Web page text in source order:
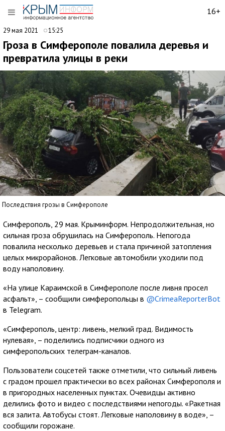
16+
29 мая 2021 15:25
Гроза в Симферополе повалила деревья и
превратила улицы в реки
Последствия грозы в Симферополе
Симферополь, 29 мая. Крыминформ. Непродолжительная, но
сильная гроза обрушилась на Симферополь. Непогода
повалила несколько деревьев и стала причиной затопления
целых микрорайонов. Легковые автомобили уходили под
воду наполовину.
«На улице Караимской в Симферополе после ливня просел
асфальт», – сообщили симферопольцы в @CrimeaReporterBot
в Telegram.
«Симферополь, центр: ливень, мелкий град. Видимость
нулевая», – поделились подписчики одного из
симферопольских телеграм-каналов.
Пользователи соцсетей также отметили, что сильный ливень
с градом прошел практически во всех районах Симферополя и
в пригородных населенных пунктах. Очевидцы активно
делились фото и видео с последствиями непогоды. «Ракетная
вся залита. Автобусы стоят. Легковые наполовину в воде», –
сообщили горожане.